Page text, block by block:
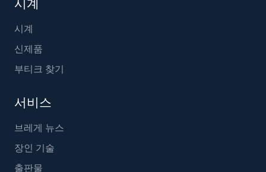
시계
신제품
부티크 찾기
서비스
브레게 뉴스
장인 기술
출판물